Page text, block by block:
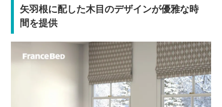
矢羽根に配した木目のデザインが優雅な時
間を提供